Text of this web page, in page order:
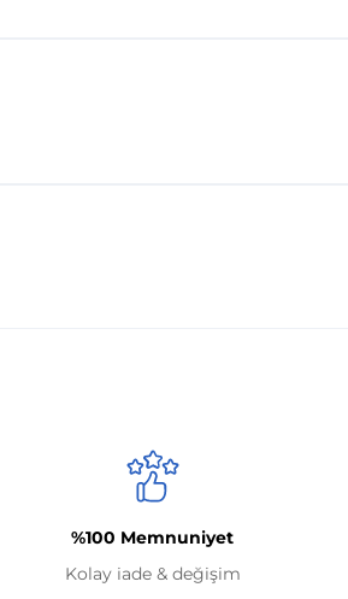
%100 Memnuniyet
Kolay iade & değişim